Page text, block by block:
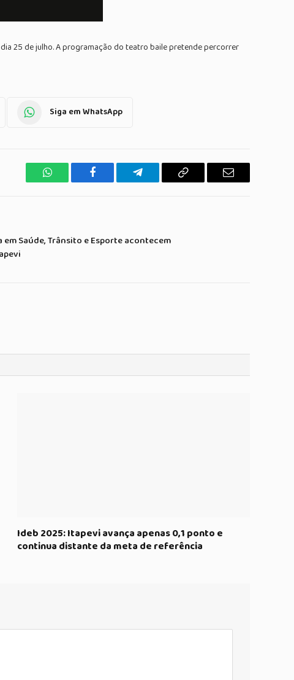
25 de julho. A programação do teatro baile pretende percorrer
Siga em WhatsApp
WhatsAppFacebook TelegramaCopiar
E-
Saúde, Trânsito e Esporte acontecem
Ideb 2025: Itapevi avança apenas 0,1 ponto e
continua distante da meta de referência